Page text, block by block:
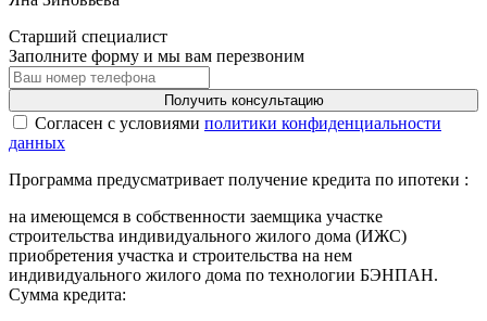
Старший специалист
Заполните форму и мы вам перезвоним
Получить консультацию
Cогласен с условиями политики конфиденциальности
данных
Программа предусматривает получение кредита по ипотеки :
на имеющемся в собственности заемщика участке
строительства индивидуального жилого дома (ИЖС)
приобретения участка и строительства на нем
индивидуального жилого дома по технологии БЭНПАН.
Сумма кредита: